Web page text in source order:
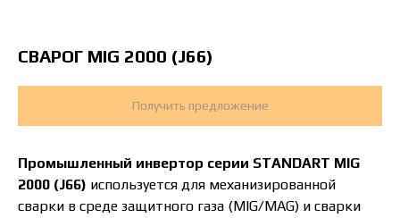
СВАРОГ MIG 2000 (J66)
Получить предложение
Промышленный инвертор серии STANDART MIG
2000 (J66) используется для механизированной
сварки в среде защитного газа (MIG/MAG) и сварки